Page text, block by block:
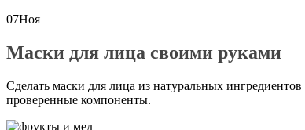
07Ноя
Маски для лица своими руками
Сделать маски для лица из натуральных
проверенные компоненты.